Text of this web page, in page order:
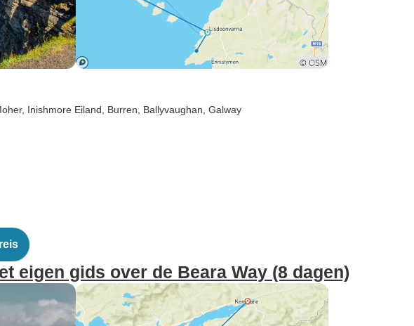
, Inishmore Eiland , Burren , Ballyvaughan , Galway
eigen gids over de Beara Way (8 dagen)